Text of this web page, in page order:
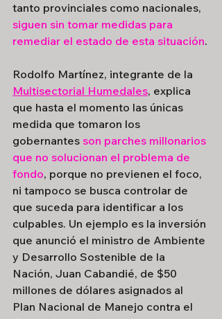
tanto provinciales como nacionales,
siguen sin tomar medidas para
remediar el estado de esta situación.
Rodolfo Martínez, integrante de la
Multisectorial Humedales, explica
que hasta el momento las únicas
medida que tomaron los
gobernantes son parches millonarios
que no solucionan el problema de
fondo, porque no previenen el foco,
ni tampoco se busca controlar de
que suceda para identificar a los
culpables. Un ejemplo es la inversión
que anunció el ministro de Ambiente
y Desarrollo Sostenible de la
Nación, Juan Cabandié, de $50
millones de dólares asignados al
Plan Nacional de Manejo contra el